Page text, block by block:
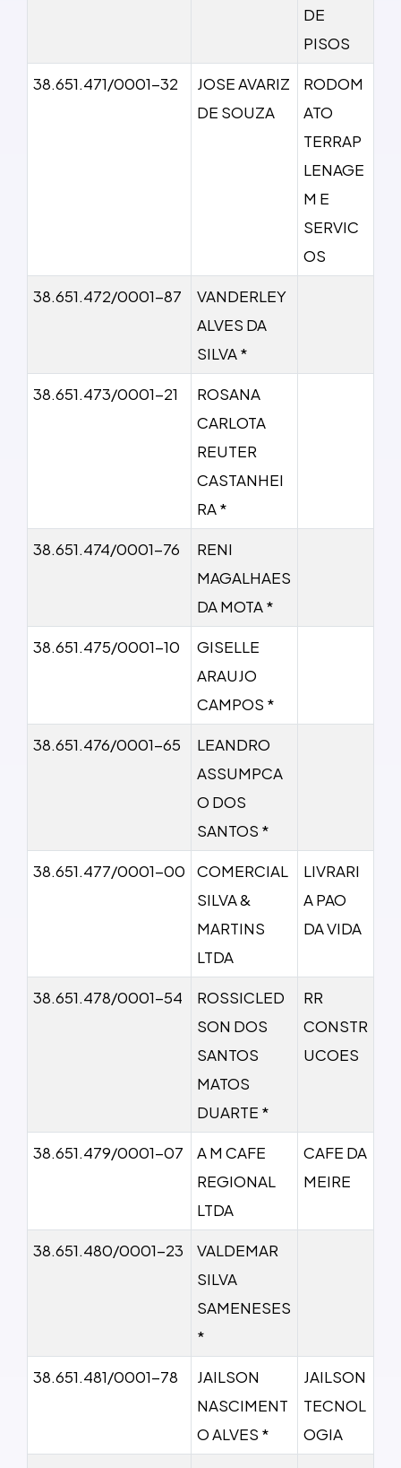
DE
PISOS
38.651.471/0001-32
JOSE AVARIZ
DE SOUZA
RODOM
ATO
TERRAP
LENAGE
M E
SERVIC
OS
38.651.472/0001-87
VANDERLEY
ALVES DA
SILVA *
38.651.473/0001-21
ROSANA
CARLOTA
REUTER
CASTANHEI
RA *
38.651.474/0001-76
RENI
MAGALHAES
DA MOTA *
38.651.475/0001-10
GISELLE
ARAUJO
CAMPOS *
38.651.476/0001-65
LEANDRO
ASSUMPCA
O DOS
SANTOS *
38.651.477/0001-00
COMERCIAL
SILVA &
MARTINS
LTDA
LIVRARI
A PAO
DA VIDA
38.651.478/0001-54
ROSSICLED
SON DOS
SANTOS
MATOS
DUARTE *
RR
CONSTR
UCOES
38.651.479/0001-07
A M CAFE
REGIONAL
LTDA
CAFE DA
MEIRE
38.651.480/0001-23
VALDEMAR
SILVA
SAMENESES
*
38.651.481/0001-78
JAILSON
NASCIMENT
O ALVES *
JAILSON
TECNOL
OGIA